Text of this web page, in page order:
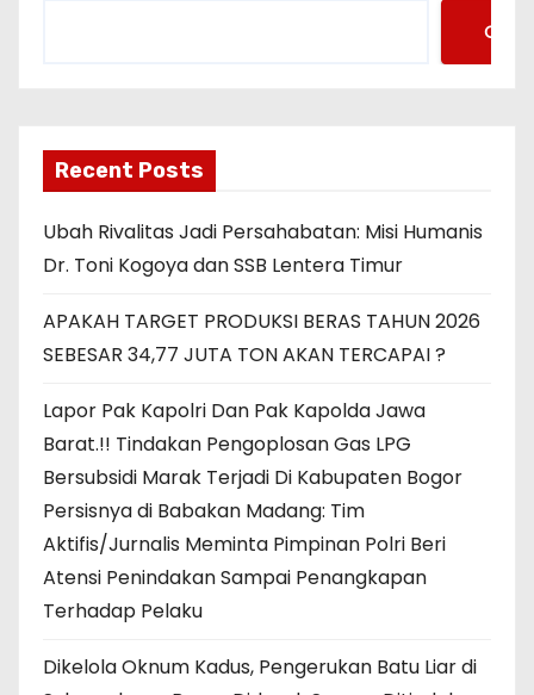
Cari
Recent Posts
Ubah Rivalitas Jadi Persahabatan: Misi Humanis
Dr. Toni Kogoya dan SSB Lentera Timur
APAKAH TARGET PRODUKSI BERAS TAHUN 2026
SEBESAR 34,77 JUTA TON AKAN TERCAPAI ?
Lapor Pak Kapolri Dan Pak Kapolda Jawa
Barat.!! Tindakan Pengoplosan Gas LPG
Bersubsidi Marak Terjadi Di Kabupaten Bogor
Persisnya di Babakan Madang: Tim
Aktifis/Jurnalis Meminta Pimpinan Polri Beri
Atensi Penindakan Sampai Penangkapan
Terhadap Pelaku
Dikelola Oknum Kadus, Pengerukan Batu Liar di